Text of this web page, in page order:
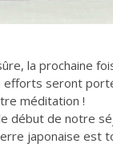
la prochaine
efforts seront
méditation !
début de notre
japonaise est